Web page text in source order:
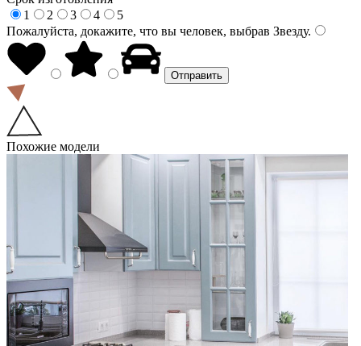
1
2 3 4
5
Пожалуйста, докажите, что вы человек, выбрав Звезду.
Похожие модели